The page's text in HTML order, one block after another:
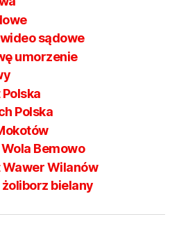
sądowe
umorzenie
Polska
Bemowo
Wilanów
bielany